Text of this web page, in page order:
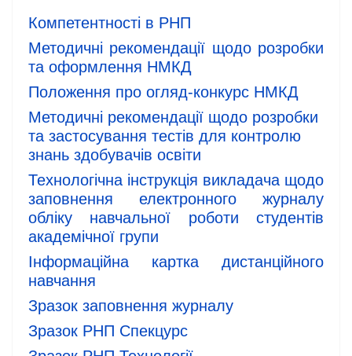
Компетентності в РНП
Методичні рекомендації щодо розробки
та оформлення НМКД
Положення про огляд-конкурс НМКД
Методичні рекомендації щодо розробки
та застосування тестів для контролю
знань здобувачів освіти
Технологічна інструкція викладача щодо
заповнення електронного журналу
обліку навчальної роботи студентів
академічної групи
Інформаційна картка дистанційного
навчання
Зразок заповнення журналу
Зразок РНП Спекцурс